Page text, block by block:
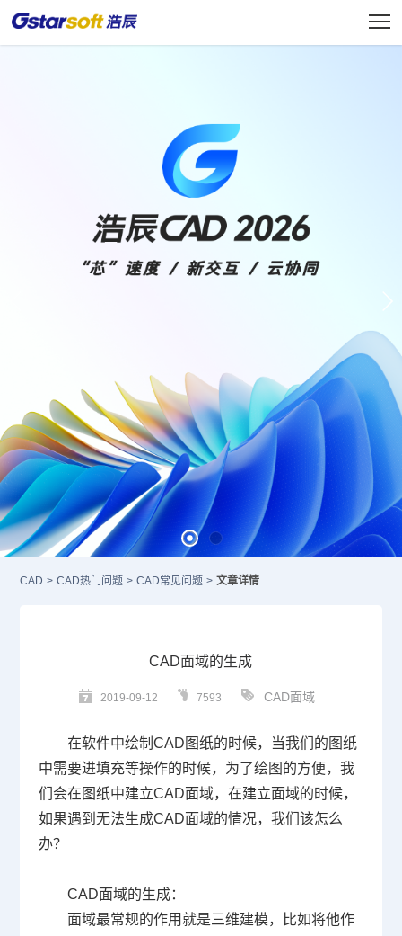
CAD > CAD热门问题 > CAD常见问题 > 文章详情
CAD面域的生成
2019-09-12 7593 CAD面域
在软件中绘制 CAD 图纸的时候，当我们的图纸
中需要进填充等操作的时候，为了绘图的方便，我
们会在图纸中建立CAD面域，在建立面域的时候，
如果遇到无法生成CAD面域的情况，我们该怎么
办？
CAD面域的生成：
面域最常规的作用就是三维建模，比如将他作